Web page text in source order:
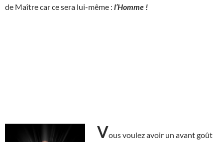
de Maître car ce sera lui-même : l’Homme !
Vous voulez avoir un avant goût